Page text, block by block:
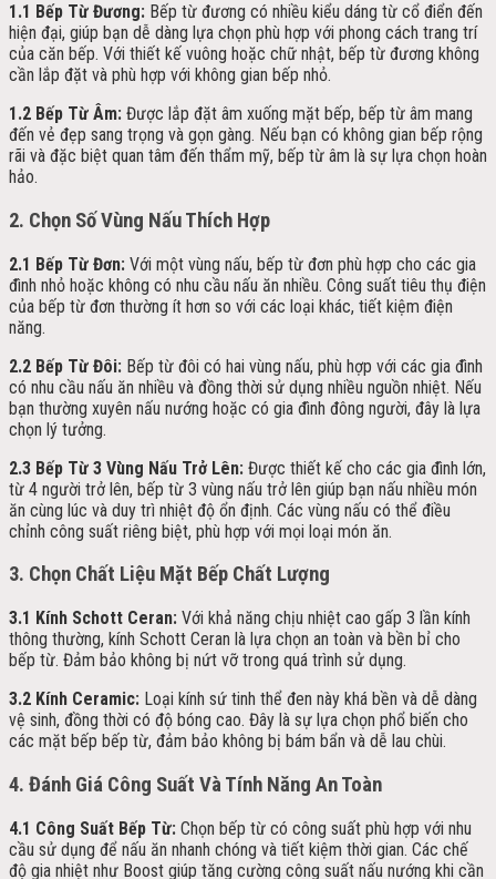
1.1 Bếp Từ Đương: Bếp từ đương có nhiều kiểu dáng từ cổ điển đến
hiện đại, giúp bạn dễ dàng lựa chọn phù hợp với phong cách trang trí
của căn bếp. Với thiết kế vuông hoặc chữ nhật, bếp từ đương không
cần lắp đặt và phù hợp với không gian bếp nhỏ.
1.2 Bếp Từ Âm: Được lắp đặt âm xuống mặt bếp, bếp từ âm mang
đến vẻ đẹp sang trọng và gọn gàng. Nếu bạn có không gian bếp rộng
rãi và đặc biệt quan tâm đến thẩm mỹ, bếp từ âm là sự lựa chọn hoàn
hảo.
2. Chọn Số Vùng Nấu Thích Hợp
2.1 Bếp Từ Đơn: Với một vùng nấu, bếp từ đơn phù hợp cho các gia
đình nhỏ hoặc không có nhu cầu nấu ăn nhiều. Công suất tiêu thụ điện
của bếp từ đơn thường ít hơn so với các loại khác, tiết kiệm điện
năng.
2.2 Bếp Từ Đôi: Bếp từ đôi có hai vùng nấu, phù hợp với các gia đình
có nhu cầu nấu ăn nhiều và đồng thời sử dụng nhiều nguồn nhiệt. Nếu
bạn thường xuyên nấu nướng hoặc có gia đình đông người, đây là lựa
chọn lý tưởng.
2.3 Bếp Từ 3 Vùng Nấu Trở Lên: Được thiết kế cho các gia đình lớn,
từ 4 người trở lên, bếp từ 3 vùng nấu trở lên giúp bạn nấu nhiều món
ăn cùng lúc và duy trì nhiệt độ ổn định. Các vùng nấu có thể điều
chỉnh công suất riêng biệt, phù hợp với mọi loại món ăn.
3. Chọn Chất Liệu Mặt Bếp Chất Lượng
3.1 Kính Schott Ceran: Với khả năng chịu nhiệt cao gấp 3 lần kính
thông thường, kính Schott Ceran là lựa chọn an toàn và bền bỉ cho
bếp từ. Đảm bảo không bị nứt vỡ trong quá trình sử dụng.
3.2 Kính Ceramic: Loại kính sứ tinh thể đen này khá bền và dễ dàng
vệ sinh, đồng thời có độ bóng cao. Đây là sự lựa chọn phổ biến cho
các mặt bếp bếp từ, đảm bảo không bị bám bẩn và dễ lau chùi.
4. Đánh Giá Công Suất Và Tính Năng An Toàn
4.1 Công Suất Bếp Từ: Chọn bếp từ có công suất phù hợp với nhu
cầu sử dụng để nấu ăn nhanh chóng và tiết kiệm thời gian. Các chế
độ gia nhiệt như Boost giúp tăng cường công suất nấu nướng khi cần